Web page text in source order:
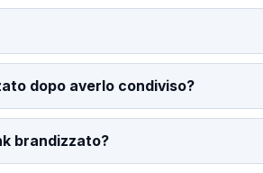
dopo averlo condiviso?
brandizzato?